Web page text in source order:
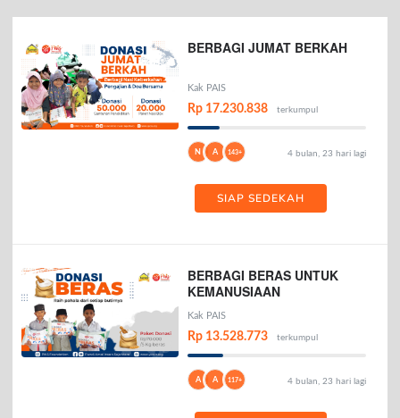
BERBAGI JUMAT BERKAH
Kak PAIS
Rp 17.230.838 terkumpul
N A 143+ 4 bulan, 23 hari lagi
SIAP SEDEKAH
BERBAGI BERAS UNTUK
KEMANUSIAAN
Kak PAIS
Rp 13.528.773 terkumpul
A A 117+ 4 bulan, 23 hari lagi